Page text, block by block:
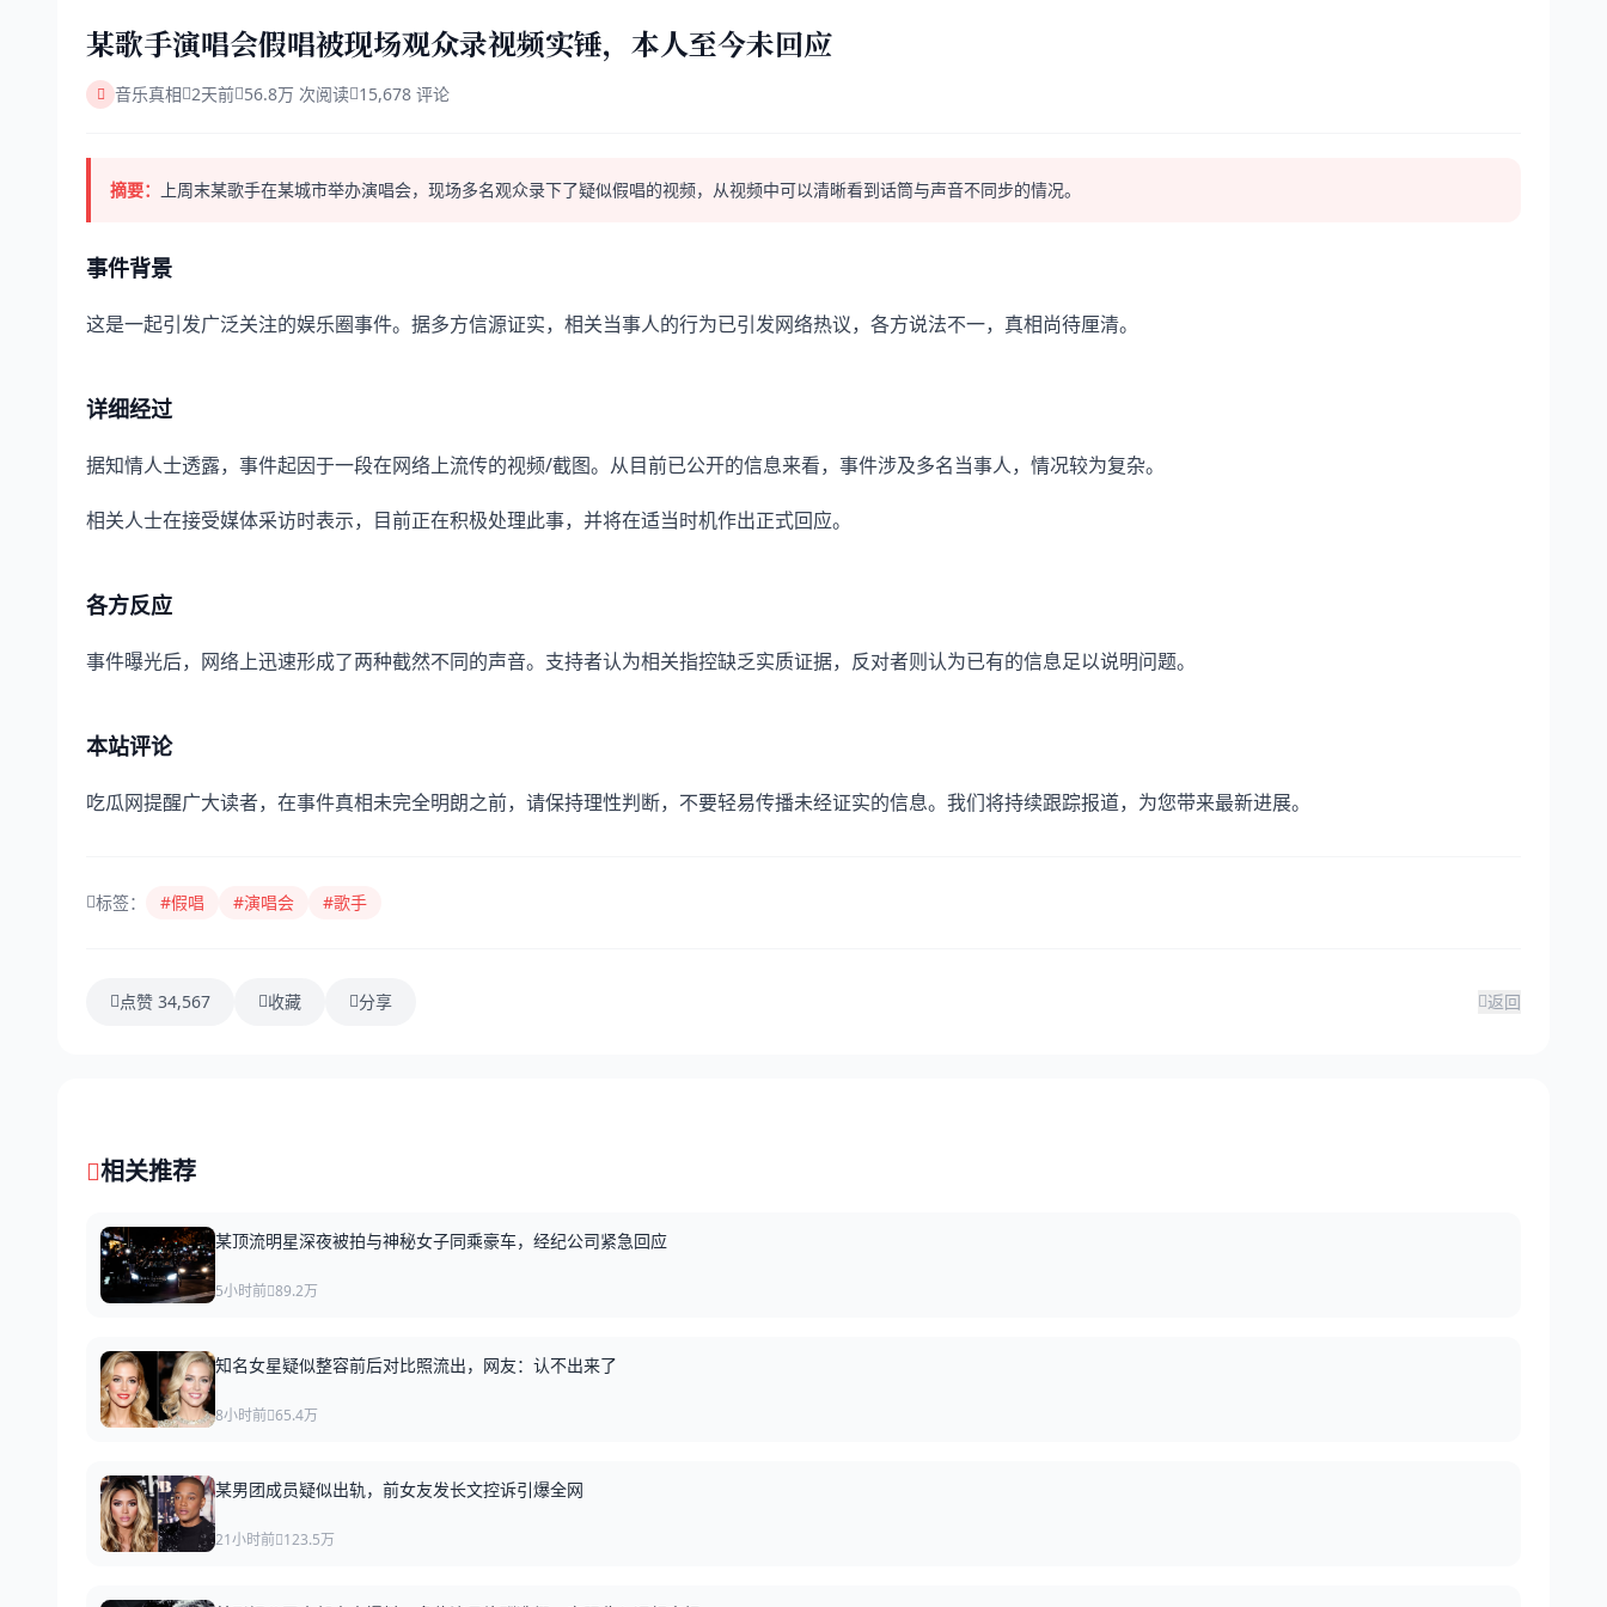
某歌手演唱会假唱被现场观众录视频实锤，本人至今未回应
音乐真相 2天前 56.8万 次阅读 15,678 评论
摘要： 上周末某歌手在某城市举办演唱会，现场多名观众录下了疑似假唱的视频，从视频中可以清晰看到话筒与声音不同步的情况。
事件背景
这是一起引发广泛关注的娱乐圈事件。据多方信源证实，相关当事人的行为已引发网络热议，各方说法不一，真相尚待厘清。
详细经过
据知情人士透露，事件起因于一段在网络上流传的视频/截图。从目前已公开的信息来看，事件涉及多名当事人，情况较为复杂。
相关人士在接受媒体采访时表示，目前正在积极处理此事，并将在适当时机作出正式回应。
各方反应
事件曝光后，网络上迅速形成了两种截然不同的声音。支持者认为相关指控缺乏实质证据，反对者则认为已有的信息足以说明问题。
本站评论
吃瓜网提醒广大读者，在事件真相未完全明朗之前，请保持理性判断，不要轻易传播未经证实的信息。我们将持续跟踪报道，为您带来最新进展。
标签： #假唱 #演唱会 #歌手
点赞 34,567 收藏 分享 返回
相关推荐
某顶流明星深夜被拍与神秘女子同乘豪车，经纪公司紧急回应
5小时前 89.2万
知名女星疑似整容前后对比照流出，网友：认不出来了
8小时前 65.4万
某男团成员疑似出轨，前女友发长文控诉引爆全网
21小时前 123.5万